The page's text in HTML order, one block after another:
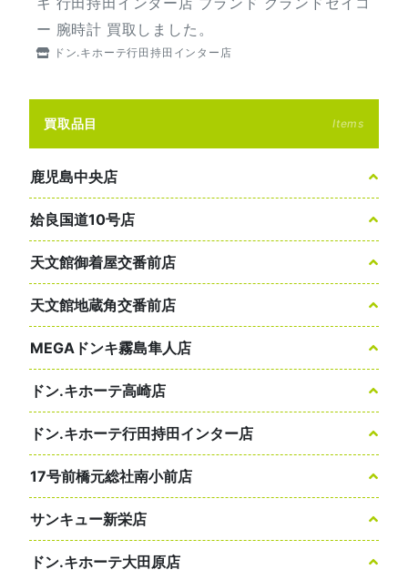
ー 腕時計 買取しました。
ドン.キホーテ行田持田インター店
買取品目 Items
鹿児島中央店
姶良国道10号店
天文館御着屋交番前店
天文館地蔵角交番前店
MEGAドンキ霧島隼人店
ドン.キホーテ高崎店
ドン.キホーテ行田持田インター店
17号前橋元総社南小前店
サンキュー新栄店
ドン.キホーテ大田原店